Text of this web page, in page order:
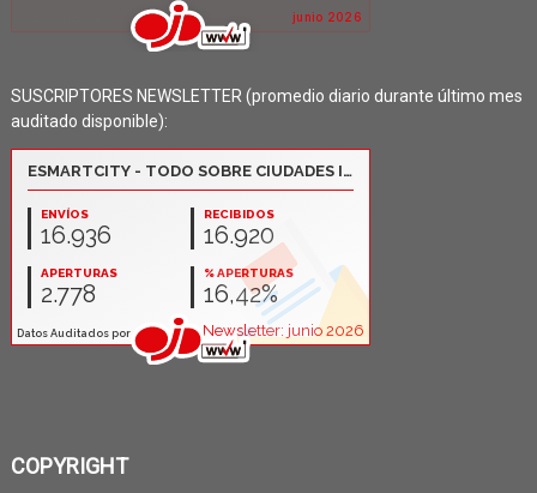
SUSCRIPTORES NEWSLETTER (promedio diario durante último mes
auditado disponible):
COPYRIGHT